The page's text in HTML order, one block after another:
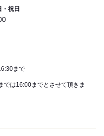
祝日
まで
は16:00までとさせて頂きま